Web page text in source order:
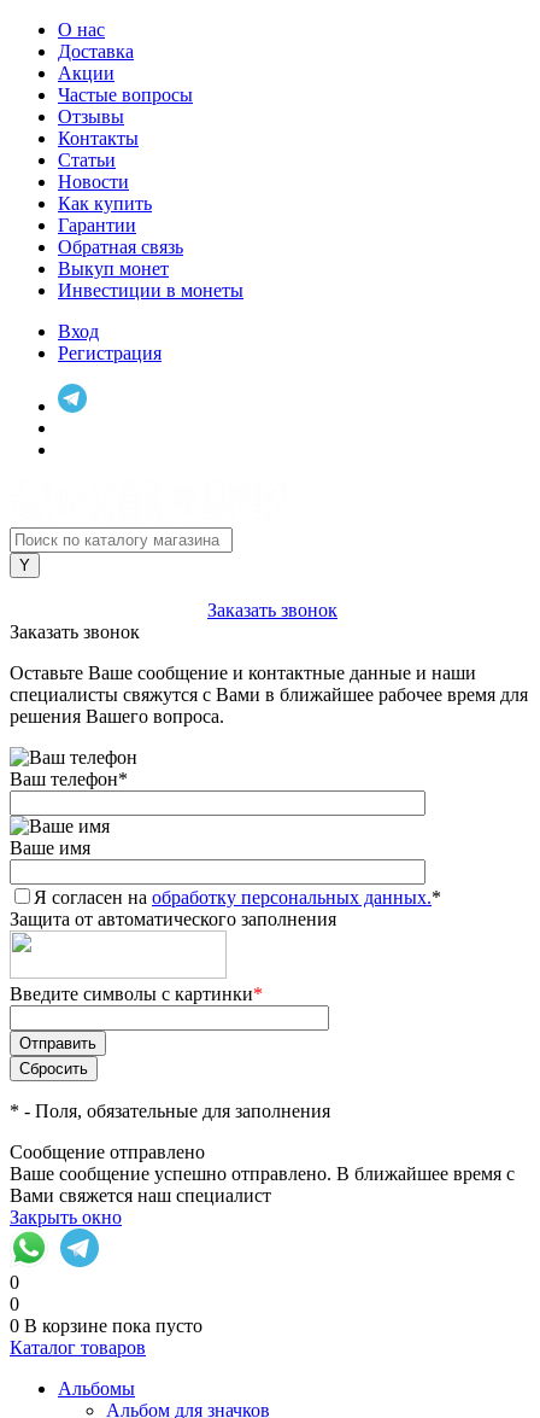
О нас
Доставка
Акции
Частые вопросы
Отзывы
Контакты
Статьи
Новости
Как купить
Гарантии
Обратная связь
Выкуп монет
Инвестиции в монеты
Вход
Регистрация
Заказать звонок
Заказать звонок
Оставьте Ваше сообщение и контактные данные и наши
специалисты свяжутся с Вами в ближайшее рабочее время для
решения Вашего вопроса.
Ваш телефон*
Ваше имя
Я согласен на обработку персональных данных.*
Защита от автоматического заполнения
Введите символы с картинки*
* - Поля, обязательные для заполнения
Сообщение отправлено
Ваше сообщение успешно отправлено. В ближайшее время с
Вами свяжется наш специалист
Закрыть окно
0
0
0 В корзине пока пусто
Каталог товаров
Альбомы
Альбом для значков